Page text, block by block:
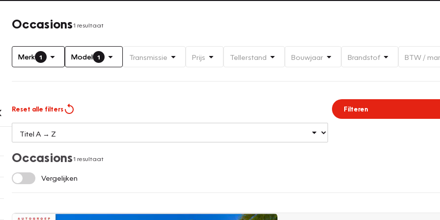
Occasions1 resultaat
Merk 1 Model 1 Transmissie Prijs Tellerstand Bouwjaar Brandstof BTW /
Reset alle filters Filteren
Occasions1 resultaat
Vergelijken